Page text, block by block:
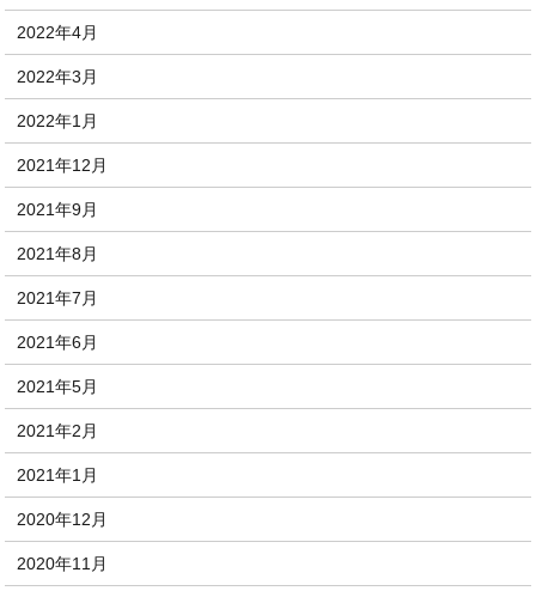
2022年4月
2022年3月
2022年1月
2021年12月
2021年9月
2021年8月
2021年7月
2021年6月
2021年5月
2021年2月
2021年1月
2020年12月
2020年11月